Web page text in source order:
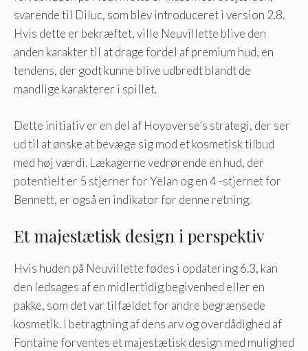
svarende til Diluc, som blev introduceret i version 2.8.
Hvis dette er bekræftet, ville Neuvillette blive den
anden karakter til at drage fordel af premium hud, en
tendens, der godt kunne blive udbredt blandt de
mandlige karakterer i spillet.
Dette initiativ er en del af Hoyoverse’s strategi, der ser
ud til at ønske at bevæge sig mod et kosmetisk tilbud
med høj værdi. Lækagerne vedrørende en hud, der
potentielt er 5 stjerner for Yelan og en 4 -stjernet for
Bennett, er også en indikator for denne retning.
Et majestætisk design i perspektiv
Hvis huden på Neuvillette fødes i opdatering 6.3, kan
den ledsages af en midlertidig begivenhed eller en
pakke, som det var tilfældet for andre begrænsede
kosmetik. I betragtning af dens arv og overdådighed af
Fontaine forventes et majestætisk design med mulighed